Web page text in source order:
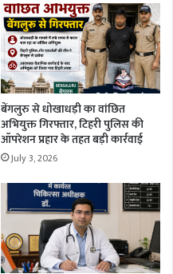
बेंगलुरु से धोखाधड़ी का वांछित
अभियुक्त गिरफ्तार, टिहरी पुलिस की
ऑपरेशन प्रहार के तहत बड़ी कार्रवाई
July 3, 2026